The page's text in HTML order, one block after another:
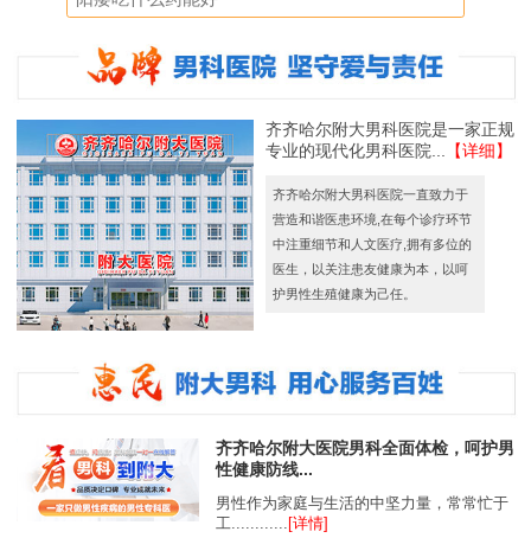
齐齐哈尔附大男科医院是一家正规
专业的现代化男科医院...
【详细】
齐齐哈尔附大男科医院一直致力于
营造和谐医患环境,在每个诊疗环节
中注重细节和人文医疗,拥有多位的
医生，以关注患友健康为本，以呵
护男性生殖健康为己任。
齐齐哈尔附大医院男科全面体检，呵护男
性健康防线...
男性作为家庭与生活的中坚力量，常常忙于
工............ [详情]